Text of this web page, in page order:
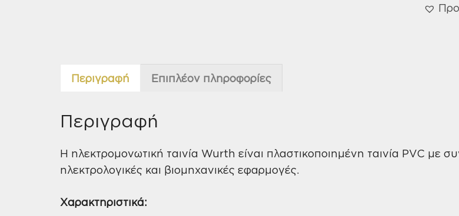
Περιγραφή Επιπλέον πληροφορίες
Περιγραφή
Η ηλεκτρομονωτική ταινία Wurth είναι πλαστικοποιημένη ταινία PVC με
ηλεκτρολογικές και βιομηχανικές εφαρμογές.
Χαρακτηριστικά: